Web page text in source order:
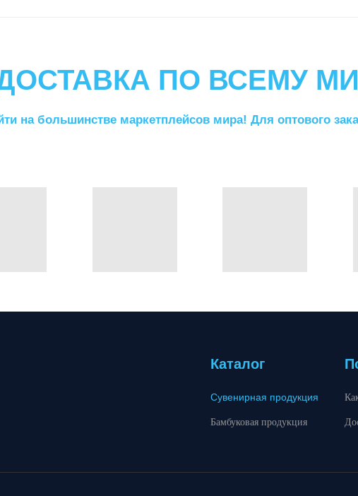
ПО ВСЕМУ
на большинстве маркетплейсов мира! Для оптового
Каталог
Сувенирная продукция
Бамбуковая продукция